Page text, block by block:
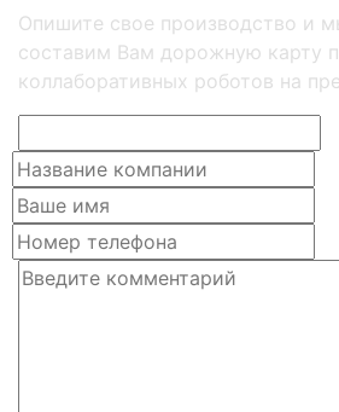
Опишите свое производство и
составим Вам дорожную карту
коллаборативных роботов на